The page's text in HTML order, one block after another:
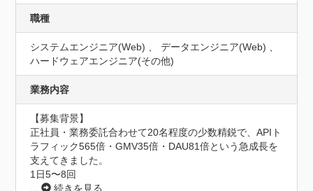
職種
システムエンジニア(Web) 、 データエンジニア(Web) 、
ハードウェアエンジニア(その他)
業務内容
【募集背景】
正社員・業務委託合わせて20名程度の少数精鋭で、APIト
ラフィック565倍・GMV35倍・DAU81倍という急成長を
支えてきました。
1日5〜8回
...
続きを見る